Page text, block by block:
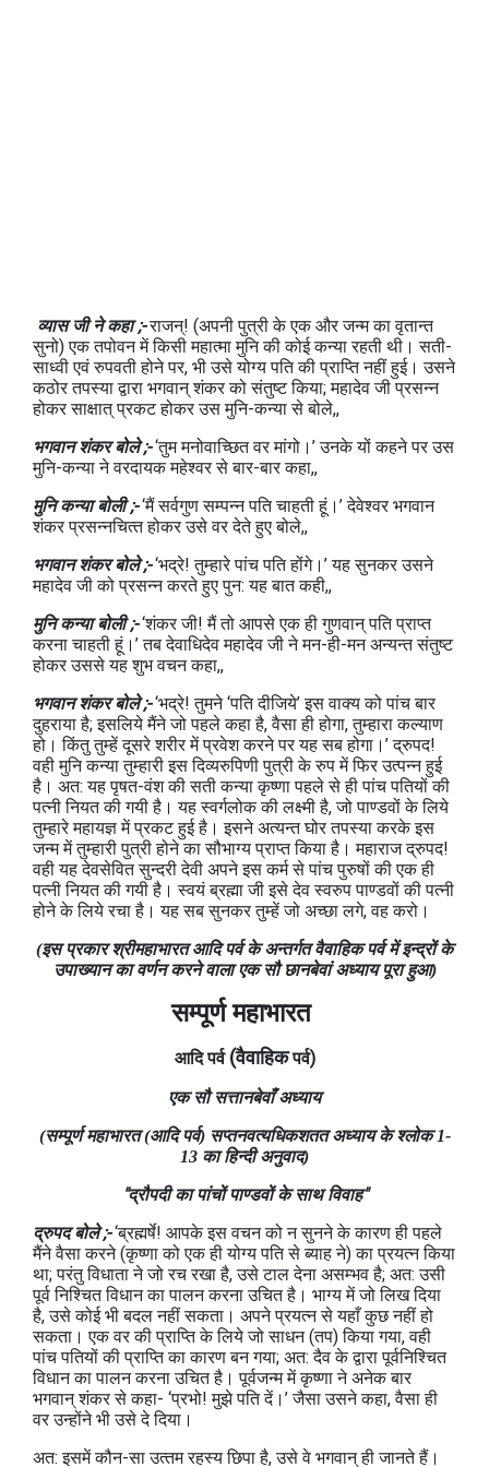
व्‍यास जी ने कहा ;-राजन्! (अपनी पुत्री के एक और जन्‍म का वृतान्‍त
सुनो) एक तपोवन में किसी महात्‍मा मुनि की कोई कन्‍या रहती थी। सती-
साध्‍वी एवं रुपवती होने पर, भी उसे योग्‍य पति की प्राप्ति नहीं हुई। उसने
कठोर तपस्‍या द्वारा भगवान् शंकर को संतुष्‍ट किया; महादेव जी प्रसन्न
होकर साक्षात् प्रकट होकर उस मुनि-कन्‍या से बोले,,
भगवान शंकर बोले ;-‘तुम मनोवाच्छित वर मांगो।’ उनके यों कहने पर उस
मुनि-कन्‍या ने वरदायक महेश्‍वर से बार-बार कहा,,
मुनि कन्या बोली ;-‘मैं सर्वगुण सम्‍पन्‍न पति चाहती हूं।’ देवेश्‍वर भगवान
शंकर प्रसन्‍नचित्‍त होकर उसे वर देते हुए बोले,,
भगवान शंकर बोले ;-‘भद्रे! तुम्‍हारे पांच पति होंगे।’ यह सुनकर उसने
महादेव जी को प्रसन्‍न करते हुए पुन: यह बात कही,,
मुनि कन्या बोली ;-‘शंकर जी! मैं तो आपसे एक ही गुणवान् पति प्राप्‍त
करना चाहती हूं।’ तब देवाधिदेव महादेव जी ने मन-ही-मन अन्‍यन्‍त संतुष्‍ट
होकर उससे यह शुभ वचन कहा,,
भगवान शंकर बोले ;-‘भद्रे! तुमने ‘पति दीजिये’ इस वाक्‍य को पांच बार
दुहराया है; इसलिये मैंने जो पहले कहा है, वैसा ही होगा, तुम्‍हारा कल्‍याण
हो। किंतु तुम्‍हें दूसरे शरीर में प्रवेश करने पर यह सब होगा।’ द्रुपद!
वही मुनि कन्‍या तुम्‍हारी इस दिव्‍यरुपिणी पुत्री के रुप में फिर उत्‍पन्‍न हुई
है। अत: यह पृषत-वंश की सती कन्‍या कृष्‍णा पहले से ही पांच पतियों की
पत्‍नी नियत की गयी है। यह स्‍वर्गलोक की लक्ष्‍मी है, जो पाण्‍डवों के लिये
तुम्‍हारे महायज्ञ में प्रकट हुई है। इसने अत्‍यन्‍त घोर तपस्‍या करके इस
जन्‍म में तुम्‍हारी पुत्री होने का सौभाग्‍य प्राप्‍त किया है। महाराज द्रुपद!
वही यह देवसेवित सुन्‍दरी देवी अपने इस कर्म से पांच पुरुषों की एक ही
पत्‍नी नियत की गयी है। स्‍वयं ब्रह्मा जी इसे देव स्‍वरुप पाण्‍डवों की पत्‍नी
होने के लिये रचा है। यह सब सुनकर तुम्‍हें जो अच्‍छा लगे, वह करो।
(इस प्रकार श्रीमहाभारत आदि पर्व के अन्‍तर्गत वैवाहिक पर्व में इन्‍द्रों के
उपाख्‍यान का वर्णन करने वाला एक सौ छानबेवां अध्‍याय पूरा हुआ)
सम्पूर्ण महाभारत
आदि पर्व (वैवाहिकपर्व)
एक सौ सत्तानबेवाँअध्याय
(सम्पूर्ण महाभारत (आदि पर्व) सप्‍तनवत्‍यधिकशतत अध्‍याय के श्लोक 1-
13 का हिन्दी अनुवाद)
"द्रौपदी का पांचों पाण्‍डवों के साथ विवाह"
द्रुपद बोले ;-‘ब्रह्मर्षे! आपके इस वचन को न सुनने के कारण ही पहले
मैंने वैसा करने (कृष्णा को एक ही योग्‍य पति से ब्‍याह ने) का प्रयत्‍न किया
था; परंतु विधाता ने जो रच रखा है, उसे टाल देना असम्‍भव है; अत: उसी
पूर्व निश्चित विधान का पालन करना उचित है। भाग्‍य में जो लिख दिया
है, उसे कोई भी बदल नहीं सकता। अपने प्रयत्‍न से यहाँ कुछ नहीं हो
सकता। एक वर की प्राप्ति के लिये जो साधन (तप) किया गया, वही
पांच पतियों की प्राप्ति का कारण बन गया; अत: दैव के द्वारा पूर्वनिश्चित
विधान का पालन करना उचित है। पूर्वजन्‍म में कृष्‍णा ने अनेक बार
भगवान् शंकर से कहा- ‘प्रभो! मुझे पति दें।’ जैसा उसने कहा, वैसा ही
वर उन्‍होंने भी उसे दे दिया।
अत: इसमें कौन-सा उत्‍तम रहस्‍य छिपा है, उसे वे भगवान् ही जानते हैं।